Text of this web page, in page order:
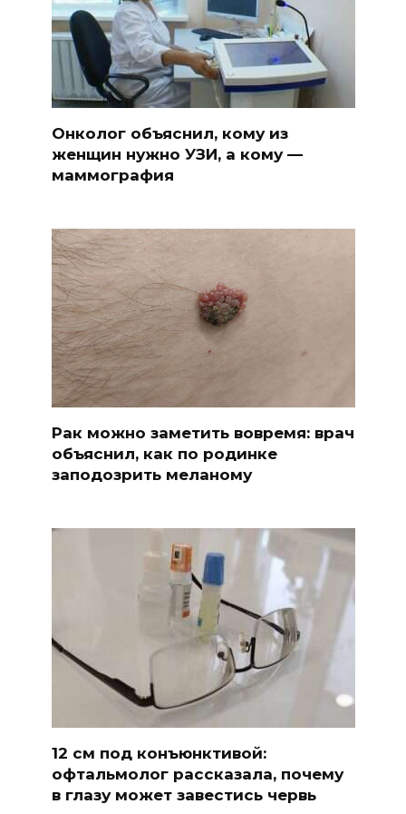
Онколог объяснил, кому из
женщин нужно УЗИ, а кому —
маммография
Рак можно заметить вовремя: врач
объяснил, как по родинке
заподозрить меланому
12 см под конъюнктивой:
офтальмолог рассказала, почему
в глазу может завестись червь